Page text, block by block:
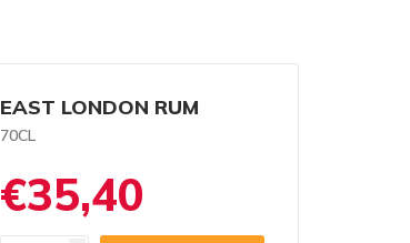
EAST LONDON RUM
70CL
€35,40